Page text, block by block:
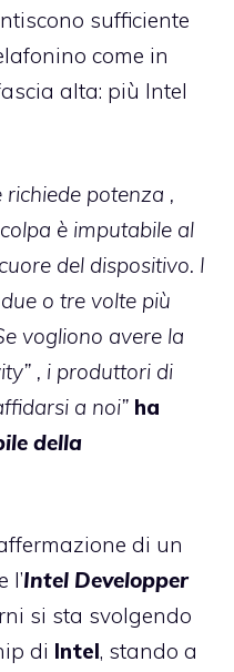
sufficiente
come in
alta: più Intel
richiede potenza ,
è imputabile al
del dispositivo. I
o tre volte più
vogliono avere la
, i produttori di
a noi” ha
della
di un
l’Intel Developper
si sta svolgendo
di Intel, stando a